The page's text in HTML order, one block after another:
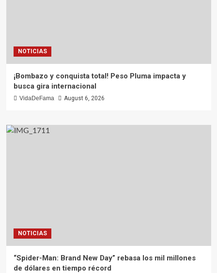
NOTICIAS
¡Bombazo y conquista total! Peso Pluma impacta y
busca gira internacional
VidaDeFama August 6, 2026
NOTICIAS
“Spider-Man: Brand New Day” rebasa los mil millones
de dólares en tiempo récord